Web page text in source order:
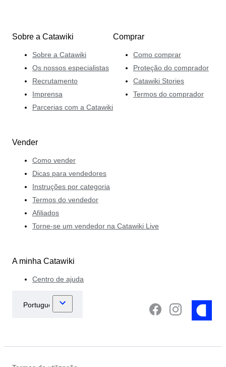
Sobre a Catawiki
Sobre a Catawiki
Os nossos especialistas
Recrutamento
Imprensa
Parcerias com a Catawiki
Comprar
Como comprar
Proteção do comprador
Catawiki Stories
Termos do comprador
Vender
Como vender
Dicas para vendedores
Instruções por categoria
Termos do vendedor
Afiliados
Torne-se um vendedor na Catawiki Live
A minha Catawiki
Centro de ajuda